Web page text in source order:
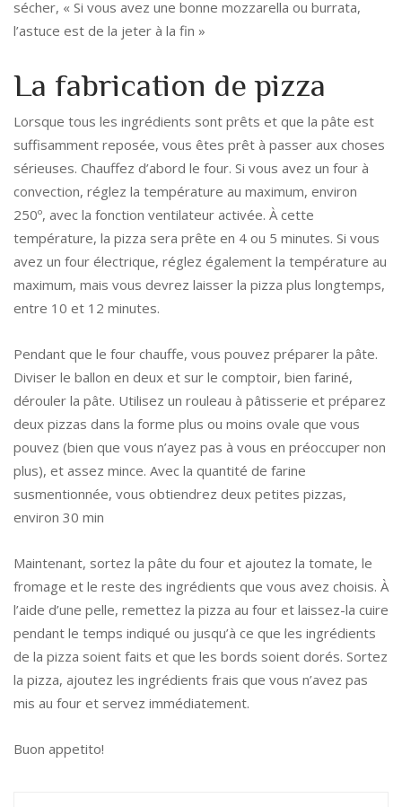
sécher, « Si vous avez une bonne mozzarella ou burrata,
l’astuce est de la jeter à la fin »
La fabrication de pizza
Lorsque tous les ingrédients sont prêts et que la pâte est
suffisamment reposée, vous êtes prêt à passer aux choses
sérieuses. Chauffez d’abord le four. Si vous avez un four à
convection, réglez la température au maximum, environ
250º, avec la fonction ventilateur activée. À cette
température, la pizza sera prête en 4 ou 5 minutes. Si vous
avez un four électrique, réglez également la température au
maximum, mais vous devrez laisser la pizza plus longtemps,
entre 10 et 12 minutes.
Pendant que le four chauffe, vous pouvez préparer la pâte.
Diviser le ballon en deux et sur le comptoir, bien fariné,
dérouler la pâte. Utilisez un rouleau à pâtisserie et préparez
deux pizzas dans la forme plus ou moins ovale que vous
pouvez (bien que vous n’ayez pas à vous en préoccuper non
plus), et assez mince. Avec la quantité de farine
susmentionnée, vous obtiendrez deux petites pizzas,
environ 30 min
Maintenant, sortez la pâte du four et ajoutez la tomate, le
fromage et le reste des ingrédients que vous avez choisis. À
l’aide d’une pelle, remettez la pizza au four et laissez-la cuire
pendant le temps indiqué ou jusqu’à ce que les ingrédients
de la pizza soient faits et que les bords soient dorés. Sortez
la pizza, ajoutez les ingrédients frais que vous n’avez pas
mis au four et servez immédiatement.
Buon appetito!